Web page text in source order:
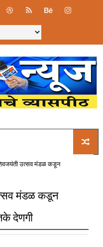
उत्सव मंडळ कडून
मंडळ कडून
देणगी